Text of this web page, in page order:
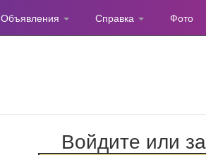
Объявления Справка Фото
Войдите или